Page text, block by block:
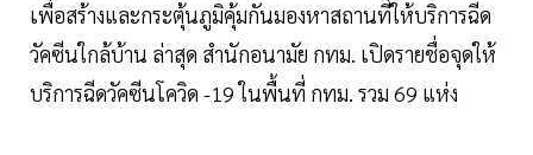
เพื่อสร้างและกระตุ้นภูมิคุ้มกันมองหาสถานที่ให้บริการฉีด
วัคซีนใกล้บ้าน ล่าสุด สำนักอนามัย กทม. เปิดรายชื่อจุดให้
บริการฉีดวัคซีนโควิด -19 ในพื้นที่ กทม. รวม 69 แห่ง